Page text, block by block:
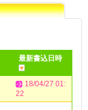
最新書込日時
18/04/27 01:
22